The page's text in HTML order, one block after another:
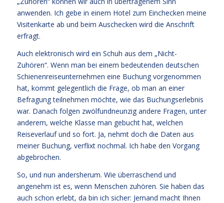
anwenden. Ich gebe in einem Hotel zum Einchecken meine
Visitenkarte ab und beim Auschecken wird die Anschrift
erfragt.
Auch elektronisch wird ein Schuh aus dem „Nicht-
Zuhören“. Wenn man bei einem bedeutenden deutschen
Schienenreiseunternehmen eine Buchung vorgenommen
hat, kommt gelegentlich die Frage, ob man an einer
Befragung teilnehmen möchte, wie das Buchungserlebnis
war. Danach folgen zwölfundneunzig andere Fragen, unter
anderem, welche Klasse man gebucht hat, welchen
Reiseverlauf und so fort. Ja, nehmt doch die Daten aus
meiner Buchung, verflixt nochmal. Ich habe den Vorgang
abgebrochen.
So, und nun andersherum. Wie überraschend und
angenehm ist es, wenn Menschen zuhören. Sie haben das
auch schon erlebt, da bin ich sicher: Jemand macht Ihnen